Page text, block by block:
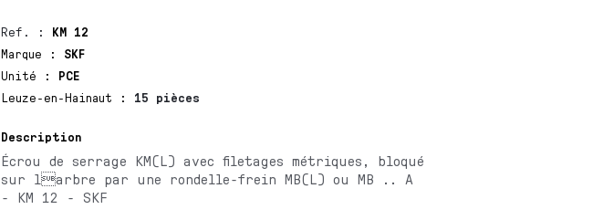
Ref. : KM 12
Marque
:
SKF
Unité
:
PCE
Leuze-en-Hainaut
: 15 pièces
Description
Écrou de serrage KM(L) avec filetages métriques, bloqué
sur larbre par une rondelle-frein MB(L) ou MB .. A
- KM 12 - SKF